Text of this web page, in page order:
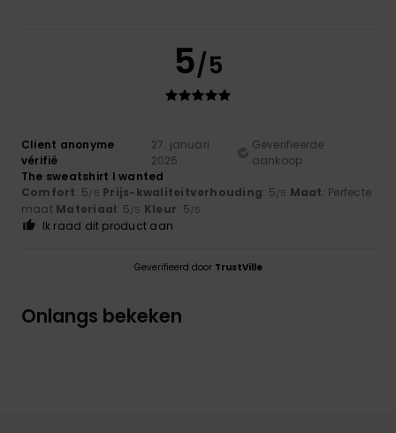
5/5
Client anonyme
vérifié
27. januari
2026
Geverifieerde
aankoop
The sweatshirt I wanted
Comfort: 5/5 Prijs-kwaliteitverhouding: 5/5 Maat: Perfecte
maat Materiaal: 5/5 Kleur: 5/5
Ik raad dit product aan
Geverifieerd door TrustVille
Onlangs bekeken